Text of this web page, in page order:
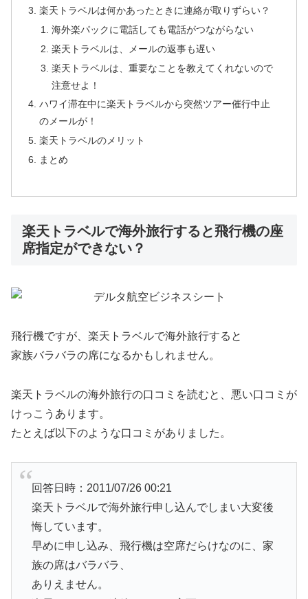
楽天トラベルは何かあったときに連絡が取りずらい？
海外楽パックに電話しても電話がつながらない
楽天トラベルは、メールの返事も遅い
楽天トラベルは、重要なことを教えてくれないので
注意せよ！
ハワイ滞在中に楽天トラベルから突然ツアー催行中止
のメールが！
楽天トラベルのメリット
まとめ
楽天トラベルで海外旅行すると飛行機の座
席指定ができない？
飛行機ですが、楽天トラベルで海外旅行すると
家族バラバラの席になるかもしれません。
楽天トラベルの海外旅行の口コミを読むと、悪い口コミが
けっこうあります。
たとえば以下のような口コミがありました。
回答日時：2011/07/26 00:21
楽天トラベルで海外旅行申し込んでしまい大変後
悔しています。
早めに申し込み、飛行機は空席だらけなのに、家
族の席はバラバラ、
ありえません。